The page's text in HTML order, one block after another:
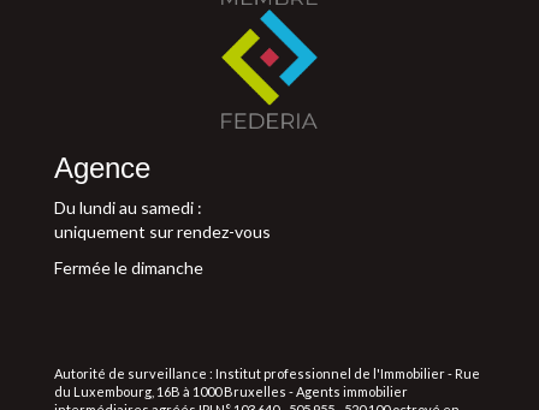
Agence
Du lundi au samedi :
uniquement sur rendez-vous
Fermée le dimanche
Autorité de surveillance : Institut professionnel de l'Immobilier - Rue
du Luxembourg, 16B à 1000 Bruxelles - Agents immobilier